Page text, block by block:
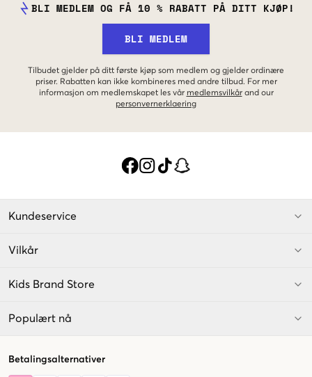
BLI MEDLEM OG FÅ 10 % RABATT PÅ DITT KJØP!
BLI MEDLEM
Tilbudet gjelder på ditt første kjøp som medlem og gjelder ordinære
priser. Rabatten kan ikke kombineres med andre tilbud. For mer
informasjon om medlemskapet les vår medlemsvilkår and our
personvernerklaering
Kundeservice
Vilkår
Kids Brand Store
Populært nå
Betalingsalternativer